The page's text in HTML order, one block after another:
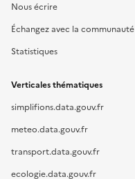
Nous écrire
Échangez avec la communauté
Statistiques
Verticales thématiques
simplifions.data.gouv.fr
meteo.data.gouv.fr
transport.data.gouv.fr
ecologie.data.gouv.fr